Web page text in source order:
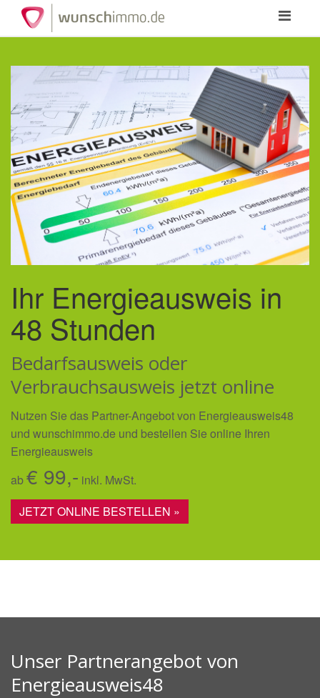
Toggle
Ihr Energieausweis in
48 Stunden
Bedarfsausweis oder
Verbrauchsausweis jetzt online
Nutzen Sie das Partner-Angebot von Energieausweis48
und wunschimmo.de und bestellen Sie online Ihren
Energieausweis
ab€ 99,- inkl. MwSt.
JETZT ONLINE BESTELLEN »
Unser Partnerangebot von
Energieausweis48